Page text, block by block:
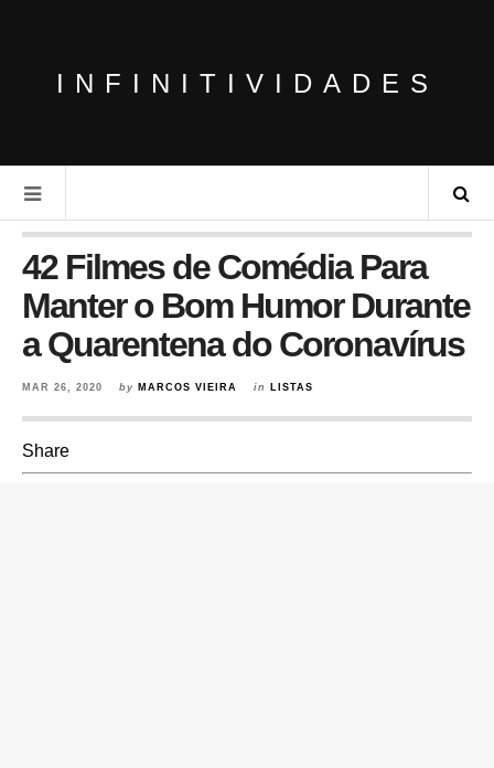
INFINITIVIDADES
42 Filmes de Comédia Para
Manter o Bom Humor Durante
a Quarentena do Coronavírus
MAR 26, 2020 by MARCOS VIEIRA in LISTAS
Share